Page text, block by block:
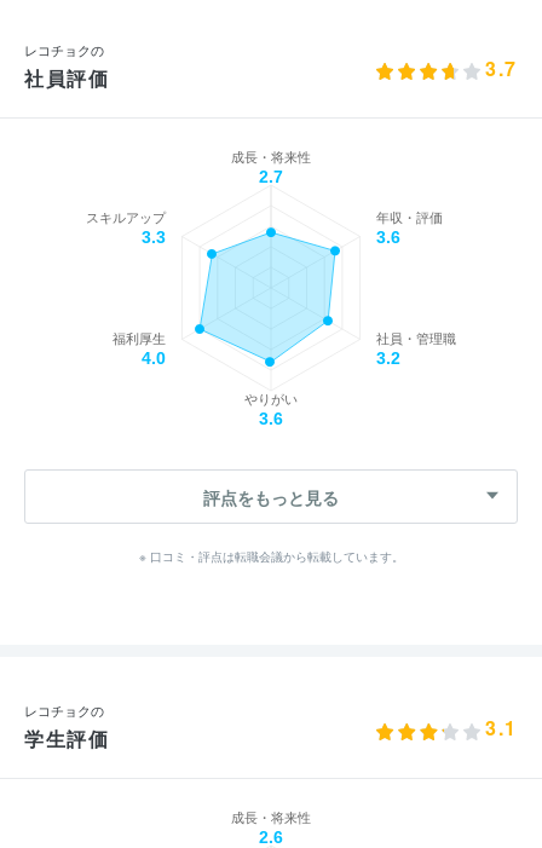
レコチョクの
社員評価 3.7
成長・将来性
2.7
年収・評価
3.6
社員・管理職
3.2
やりがい
3.6
福利厚生
4.0
スキルアップ
3.3
評点をもっと見る
※ 口コミ・評点は転職会議から転載しています。
レコチョクの
学生評価 3.1
成長・将来性
2.6